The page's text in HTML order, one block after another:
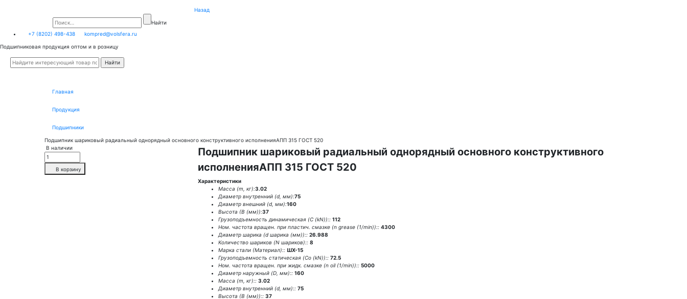
Назад
Найти
+7 (8202) 498-438
kompred@volsfera.ru
Подшипниковая продукция оптом и в розницу
Главная
Продукция
Подшипники
Подшипник шариковый радиальный однорядный основного конструктивного исполненияАПП 315 ГОСТ 520
В наличии
В корзину
Подшипник шариковый радиальный однорядный основного конструктивного
исполненияАПП 315 ГОСТ 520
Характеристики
Масса (m, кг):3.02
Диаметр внутренний (d, мм):75
Диаметр внешний (d, мм):160
Высота (В (мм)):37
Грузоподъемность динамическая (C (kN)):: 112
Ном. частота вращен. при пластич. смазке (n grease (1/min)):: 4300
Диаметр шарика (d шарика (мм)):: 26.988
Количество шариков (N шариков):: 8
Марка стали (Материал):: ШХ-15
Грузоподъемность статическая (Co (kN)):: 72.5
Ном. частота вращен. при жидк. смазке (n oil (1/min)):: 5000
Диаметр наружный (D, мм):: 160
Масса (m, кг):: 3.02
Диаметр внутренний (d, мм):: 75
Высота (В (мм)):: 37